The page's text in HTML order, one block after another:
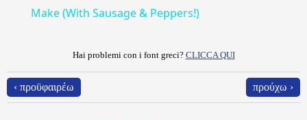
Make (With Sausage & Peppers!)
Hai problemi con i font greci? CLICCA QUI
‹ προϋφαιρέω προύχω ›